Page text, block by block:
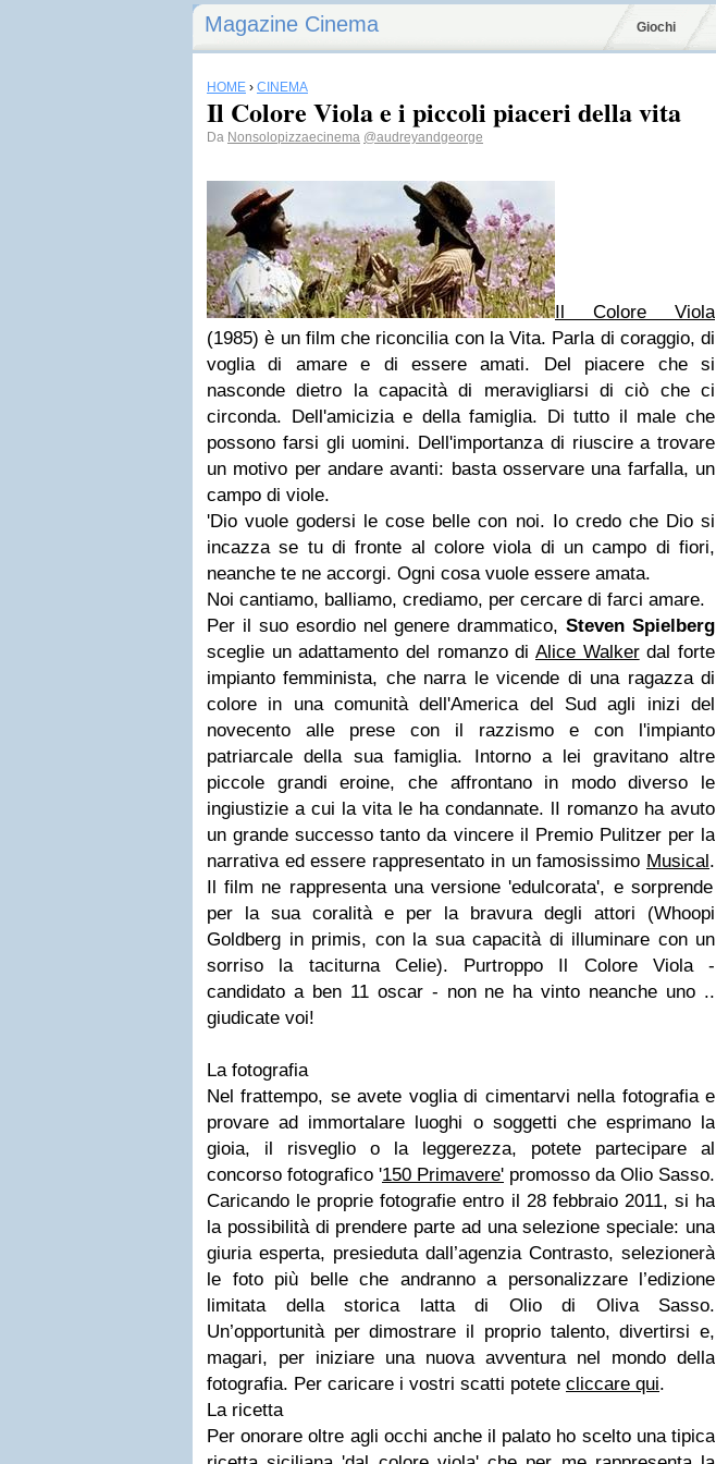
Magazine Cinema Giochi
HOME › CINEMA
Il Colore Viola e i piccoli piaceri della vita
Da Nonsolopizzaecinema @audreyandgeorge
Il Colore Viola
(1985) è un film che riconcilia con la Vita. Parla di coraggio, di
voglia di amare e di essere amati. Del piacere che si
nasconde dietro la capacità di meravigliarsi di ciò che ci
circonda. Dell'amicizia e della famiglia. Di tutto il male che
possono farsi gli uomini. Dell'importanza di riuscire a trovare
un motivo per andare avanti: basta osservare una farfalla, un
campo di viole.
'Dio vuole godersi le cose belle con noi. Io credo che Dio si
incazza se tu di fronte al colore viola di un campo di fiori,
neanche te ne accorgi. Ogni cosa vuole essere amata.
Noi cantiamo, balliamo, crediamo, per cercare di farci amare.
Per il suo esordio nel genere drammatico,Steven Spielberg
sceglie un adattamento del romanzo di Alice Walkerdal forte
impianto femminista, che narra le vicende di una ragazza di
colore in una comunità dell'America del Sud agli inizi del
novecento alle prese con il razzismo e con l'impianto
patriarcale della sua famiglia. Intorno a lei gravitano altre
piccole grandi eroine, che affrontano in modo diverso le
ingiustizie a cui la vita le ha condannate. lI romanzo ha avuto
un grande successo tanto da vincere il Premio Pulitzer per la
narrativa ed essere rappresentato in un famosissimo Musical.
Il film ne rappresenta una versione 'edulcorata', e sorprende
per la sua coralità e per la bravura degli attori (Whoopi
Goldberg in primis, con la sua capacità di illuminare con un
sorriso la taciturna Celie). Purtroppo Il Colore Viola -
candidato a ben 11 oscar - non ne ha vinto neanche uno ..
giudicate voi!
La fotografia
Nel frattempo, se avete voglia di cimentarvi nella fotografia e
provare ad immortalare luoghi o soggetti che esprimano la
gioia, il risveglio o la leggerezza, potete partecipare al
concorso fotografico '150 Primavere' promosso da Olio Sasso.
Caricando le proprie fotografie entro il 28 febbraio 2011, si ha
la possibilità di prendere parte ad una selezione speciale: una
giuria esperta, presieduta dall’agenzia Contrasto, selezionerà
le foto più belle che andranno a personalizzare l’edizione
limitata della storica latta di Olio di Oliva Sasso.
Un’opportunità per dimostrare il proprio talento, divertirsi e,
magari, per iniziare una nuova avventura nel mondo della
fotografia. Per caricare i vostri scatti potete cliccare qui.
La ricetta
Per onorare oltre agli occhi anche il palato ho scelto una tipica